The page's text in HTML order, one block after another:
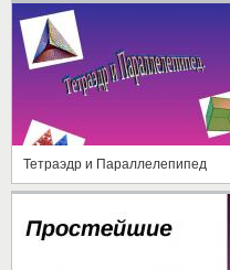
Тетраэдр и Параллелепипед